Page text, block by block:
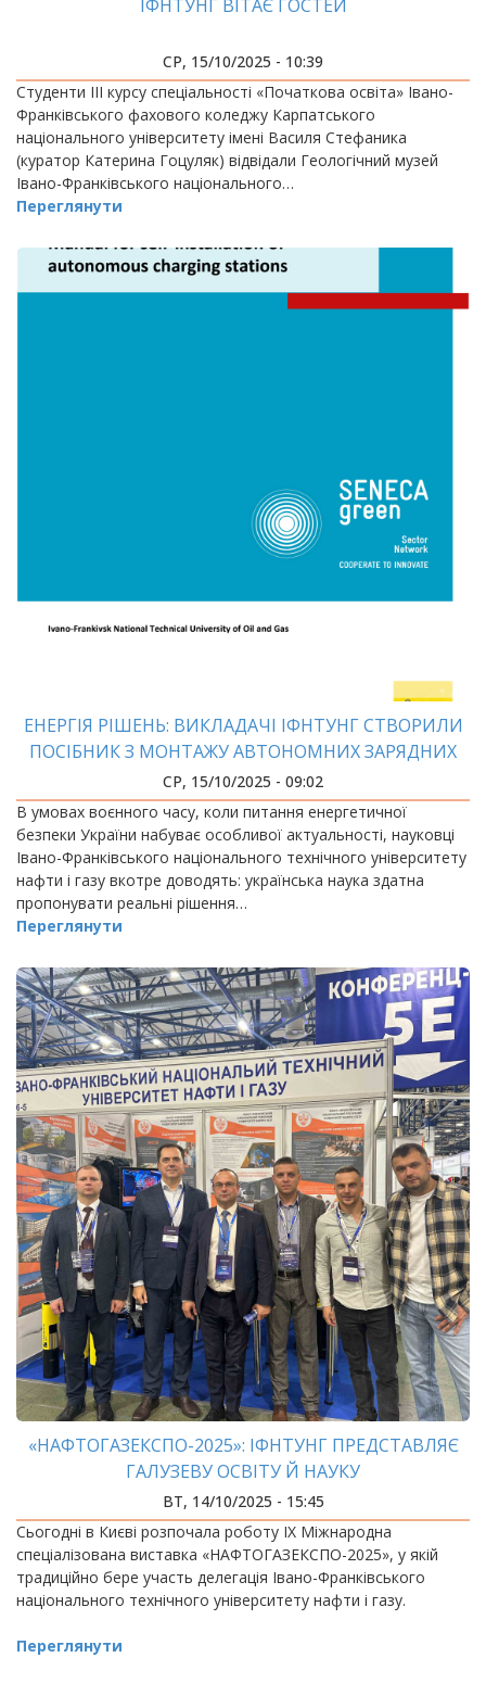
ІФНТУНГ ВІТАЄ ГОСТЕЙ
СР, 15/10/2025 - 10:39
Студенти ІІІ курсу спеціальності «Початкова освіта» Івано-
Франківського фахового коледжу Карпатського
національного університету імені Василя Стефаника
(куратор Катерина Гоцуляк) відвідали Геологічний музей
Івано-Франківського національного…
Переглянути
ЕНЕРГІЯ РІШЕНЬ: ВИКЛАДАЧІ ІФНТУНГ СТВОРИЛИ
ПОСІБНИК З МОНТАЖУ АВТОНОМНИХ ЗАРЯДНИХ
СТАНЦІЙ
СР, 15/10/2025 - 09:02
В умовах воєнного часу, коли питання енергетичної
безпеки України набуває особливої актуальності, науковці
Івано-Франківського національного технічного університету
нафти і газу вкотре доводять: українська наука здатна
пропонувати реальні рішення…
Переглянути
«НАФТОГАЗЕКСПО-2025»: ІФНТУНГ ПРЕДСТАВЛЯЄ
ГАЛУЗЕВУ ОСВІТУ Й НАУКУ
ВТ, 14/10/2025 - 15:45
Сьогодні в Києві розпочала роботу IX Міжнародна
спеціалізована виставка «НАФТОГАЗЕКСПО-2025», у якій
традиційно бере участь делегація Івано-Франківського
національного технічного університету нафти і газу.
Переглянути